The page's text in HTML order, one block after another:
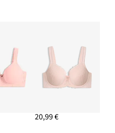
20,99 €